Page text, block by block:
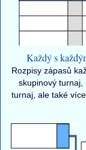
Každý s
Rozpisy zápasů
skupinový turnaj,
turnaj, ale také